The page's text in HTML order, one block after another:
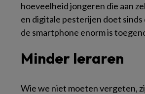
hoeveelheid jongeren die aan
en digitale pesterijen doet sinds
de smartphone enorm is
Minder leraren
Wie we niet moeten vergeten,